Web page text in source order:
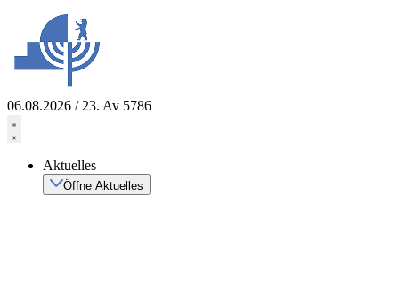
springen
06.08.2026 / 23. Av 5786
Aktuelles
Öffne Aktuelles